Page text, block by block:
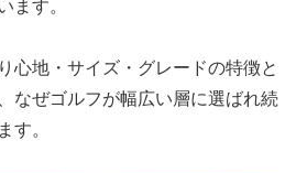
ます。
心地・サイズ・グレードの特徴と
なぜゴルフが幅広い層に選ばれ続
す。